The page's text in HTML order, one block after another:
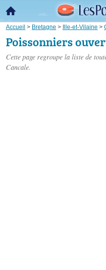
Accueil > Bretagne > Ille-et-Vilaine >
Poissonniers
Cette page regroupe la liste de
Cancale.